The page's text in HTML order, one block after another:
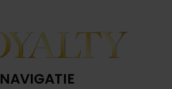
NAVIGATIE